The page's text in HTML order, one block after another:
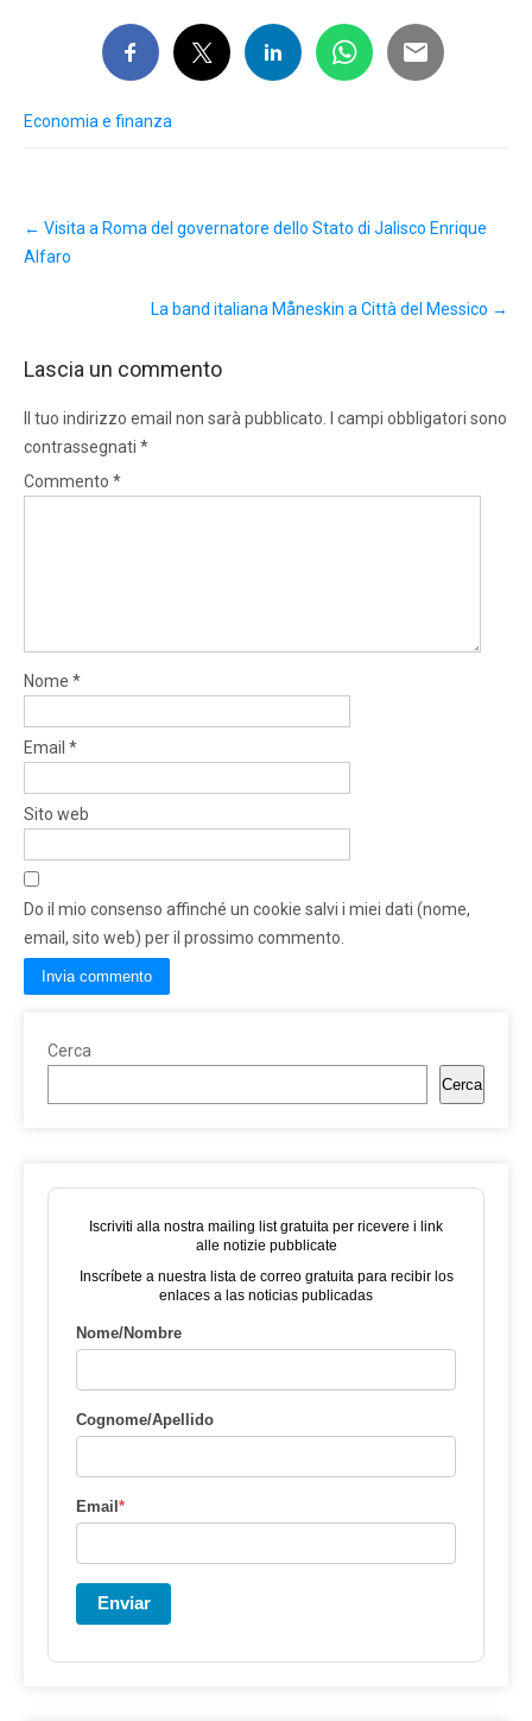
Economia e finanza
navigation
← Visita a Roma del governatore dello Stato di Jalisco Enrique
Alfaro
La band italiana Måneskin a Città del Messico →
Lascia un commento
Il tuo indirizzo email non sarà pubblicato.
I campi obbligatori sono
contrassegnati *
Commento *
Nome *
Email *
Sito web
Do il mio consenso affinché un cookie salvi i miei dati (nome,
email, sito web) per il prossimo commento.
Cerca
Cerca
Iscriviti alla nostra mailing list gratuita per ricevere i link
alle notizie pubblicate
Inscríbete a nuestra lista de correo gratuita para recibir los
enlaces a las noticias publicadas
Nome/Nombre
Cognome/Apellido
Email*
Enviar